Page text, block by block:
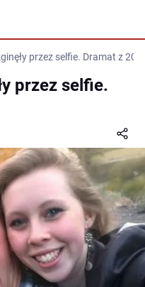
przez selfie. Dramat z
przez selfie.